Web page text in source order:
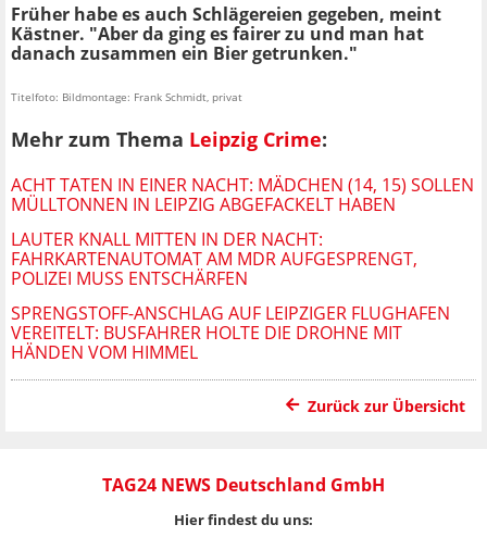
Früher habe es auch Schlägereien gegeben, meint
Kästner. "Aber da ging es fairer zu und man hat
danach zusammen ein Bier getrunken."
Titelfoto: Bildmontage: Frank Schmidt, privat
Mehr zum Thema Leipzig Crime:
ACHT TATEN IN EINER NACHT: MÄDCHEN (14, 15) SOLLEN
MÜLLTONNEN IN LEIPZIG ABGEFACKELT HABEN
LAUTER KNALL MITTEN IN DER NACHT:
FAHRKARTENAUTOMAT AM MDR AUFGESPRENGT,
POLIZEI MUSS ENTSCHÄRFEN
SPRENGSTOFF-ANSCHLAG AUF LEIPZIGER FLUGHAFEN
VEREITELT: BUSFAHRER HOLTE DIE DROHNE MIT
HÄNDEN VOM HIMMEL
Zurück zur Übersicht
TAG24 NEWS Deutschland GmbH
Hier findest du uns: